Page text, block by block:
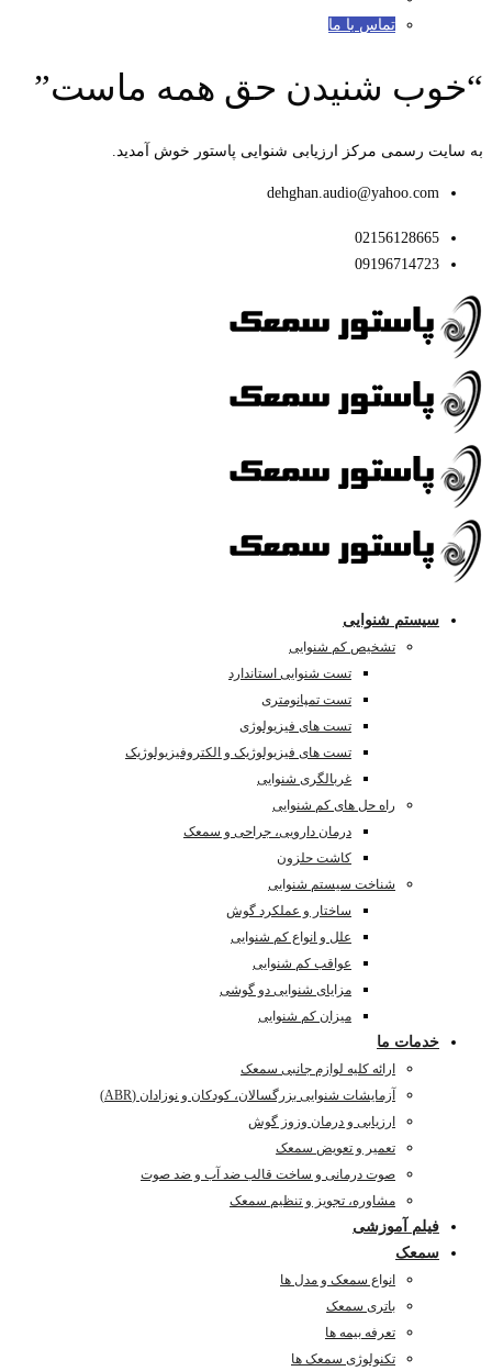
تماس با ما
“خوب شنیدن حق همه ماست”
به سایت رسمی مرکز ارزیابی شنوایی پاستور خوش آمدید.
dehghan.audio@yahoo.com
02156128665
09196714723
سیستم شنوایی
تشخیص کم شنوایی
تست شنوایی استاندارد
تست تمپانومتری
تست های فیزیولوژی
تست های فیزیولوژیک و الکتروفیزیولوژیک
غربالگری شنوایی
راه حل های کم شنوایی
درمان دارویی، جراحی و سمعک
کاشت حلزون
شناخت سیستم شنوایی
ساختار و عملکرد گوش
علل و انواع کم شنوایی
عواقب کم شنوایی
مزایای شنوایی دو گوشی
میزان کم شنوایی
خدمات ما
ارائه کلیه لوازم جانبی سمعک
آزمایشات شنوایی بزرگسالان، کودکان و نوزادان (ABR)
ارزیابی و درمان وزوز گوش
تعمیر و تعویض سمعک
صوت درمانی و ساخت قالب ضد آب و ضد صوت
مشاوره، تجویز و تنظیم سمعک
فیلم آموزشی
سمعک
انواع سمعک و مدل ها
باتری سمعک
تعرفه بیمه ها
تکنولوژی سمعک ها